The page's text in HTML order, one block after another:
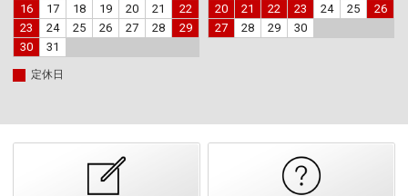
16
17 18 19 20 21
22
23
24 25 26 27 28
29
30
31
20
21 22 23 24 25
26
27
28 29 30
定休日